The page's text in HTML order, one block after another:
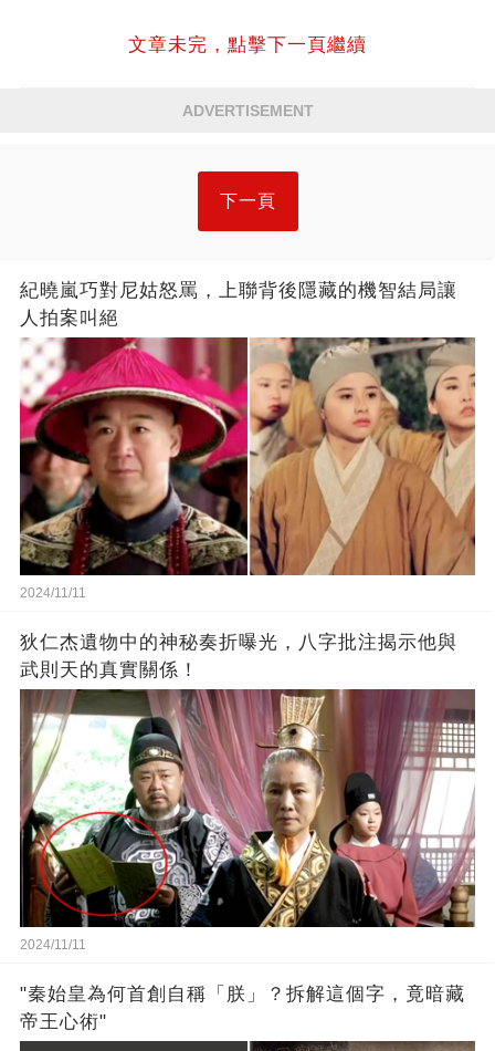
文章未完，點擊下一頁繼續
ADVERTISEMENT
下一頁
紀曉嵐巧對尼姑怒罵，上聯背後隱藏的機智結局讓
人拍案叫絕
2024/11/11
狄仁杰遺物中的神秘奏折曝光，八字批注揭示他與
武則天的真實關係！
2024/11/11
"秦始皇為何首創自稱「朕」？拆解這個字，竟暗藏
帝王心術"